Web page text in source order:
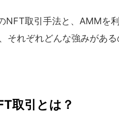
NFT取引手法と、AMMを
それぞれどんな強みがあ
取引とは？